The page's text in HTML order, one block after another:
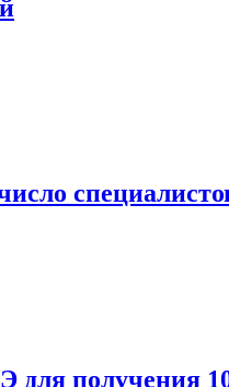
для получения